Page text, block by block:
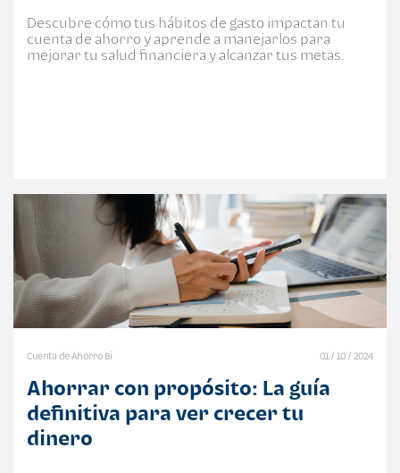
Descubre cómo tus hábitos de gasto impactan tu
cuenta de ahorro y aprende a manejarlos para
mejorar tu salud financiera y alcanzar tus metas.
Cuenta de Ahorro Bi 01 / 10 / 2024
Ahorrar con propósito: La guía
definitiva para ver crecer tu
dinero